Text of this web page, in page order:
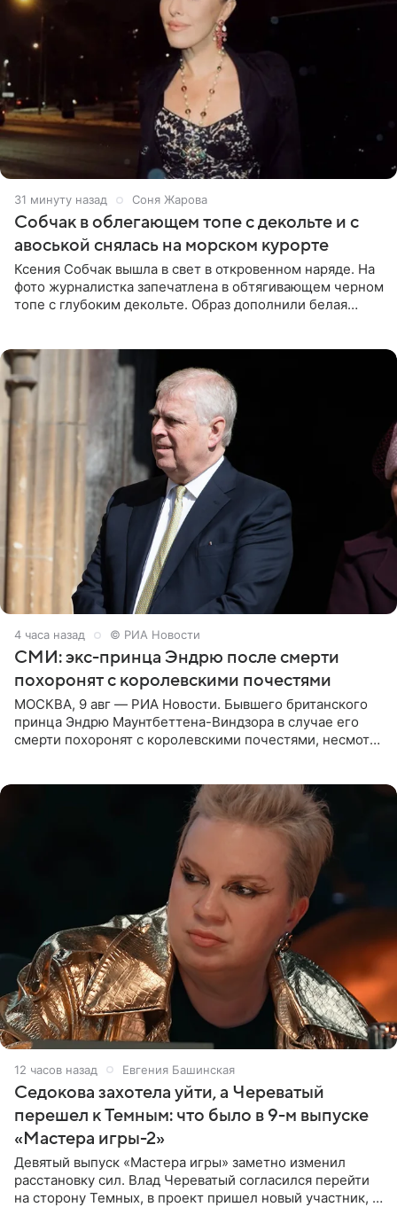
32 минуты назад Соня Жарова
Собчак в облегающем топе с декольте и с
авоськой снялась на морском курорте
Ксения Собчак вышла в свет в откровенном наряде. На
фото журналистка запечатлена в обтягивающем черном
топе с глубоким декольте. Образ дополнили белая
4 часа назад © РИА Новости
СМИ: экс-принца Эндрю после смерти
похоронят с королевскими почестями
МОСКВА, 9 авг — РИА Новости. Бывшего британского
принца Эндрю Маунтбеттена-Виндзора в случае его
смерти похоронят с королевскими почестями, несмотря
12 часов назад Евгения Башинская
Седокова захотела уйти, а Череватый
перешел к Темным: что было в 9-м выпуске
«Мастера игры-2»
Девятый выпуск «Мастера игры» заметно изменил
расстановку сил. Влад Череватый согласился перейти
на сторону Темных, в проект пришел новый участник, а